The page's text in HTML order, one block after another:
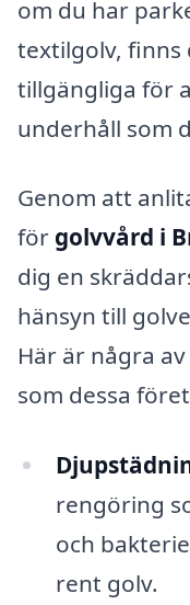
om du har
textilgolv, finns
tillgängliga för
underhåll som
Genom att
för golvvård i
dig en
hänsyn till
Här är några
som dessa
rengöring
och
rent golv.